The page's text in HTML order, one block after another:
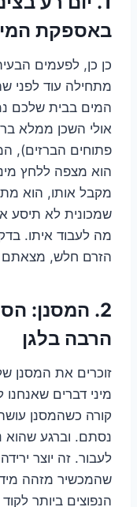
באספקת
כן כן, לפעמים
מתחילה עוד לפני
המים בבית שלכם
אולי השכן ממלא
פתוחים הברזים),
הוא מצפה ללחץ
שמכונית לא תיסע
מה לעבוד איתו.
הזרם חלש, מצאתם
2. המסנן:
הרבה בלגן
מיני דברים
קורה כשהמסנן
נסתם. וברגע
לעבור. זה יוצר
שהמכשיר מזהה